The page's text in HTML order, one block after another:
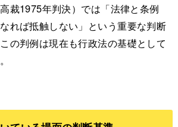
裁1975年判決）では「法律と条例
れば抵触しない」という重要な判断
の判例は現在も行政法の基礎として